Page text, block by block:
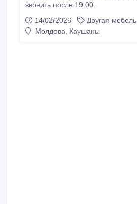
звонить после 19.00.
14/02/2026
Другая мебель
Молдова, Каушаны